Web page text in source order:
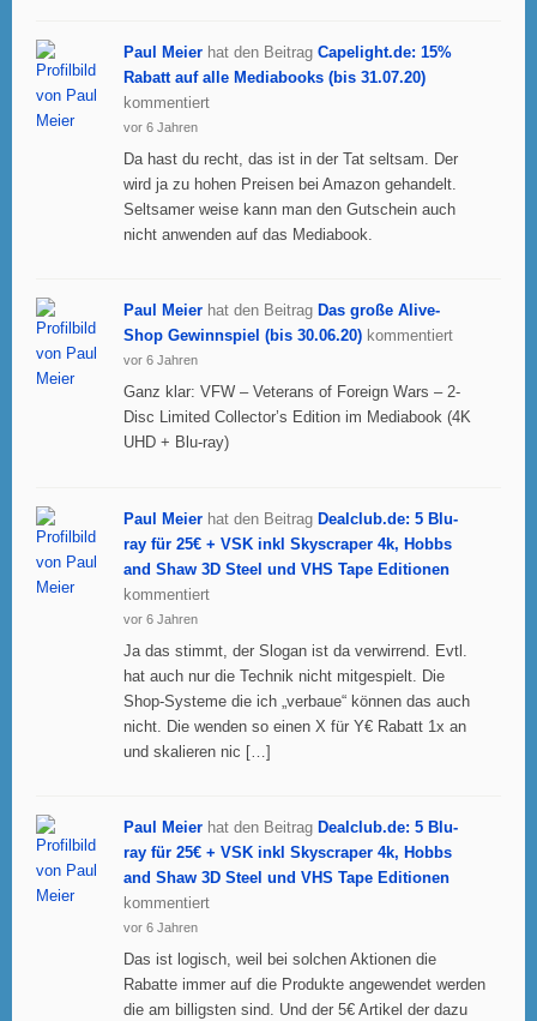
Paul Meier hat den Beitrag Capelight.de: 15%
Rabatt auf alle Mediabooks (bis 31.07.20)
kommentiert
vor 6 Jahren
Da hast du recht, das ist in der Tat seltsam. Der
wird ja zu hohen Preisen bei Amazon gehandelt.
Seltsamer weise kann man den Gutschein auch
nicht anwenden auf das Mediabook.
Paul Meier hat den Beitrag Das große Alive-
Shop Gewinnspiel (bis 30.06.20) kommentiert
vor 6 Jahren
Ganz klar: VFW – Veterans of Foreign Wars – 2-
Disc Limited Collector’s Edition im Mediabook (4K
UHD + Blu-ray)
Paul Meier hat den Beitrag Dealclub.de: 5 Blu-
ray für 25€ + VSK inkl Skyscraper 4k, Hobbs
and Shaw 3D Steel und VHS Tape Editionen
kommentiert
vor 6 Jahren
Ja das stimmt, der Slogan ist da verwirrend. Evtl.
hat auch nur die Technik nicht mitgespielt. Die
Shop-Systeme die ich „verbaue“ können das auch
nicht. Die wenden so einen X für Y€ Rabatt 1x an
und skalieren nic […]
Paul Meier hat den Beitrag Dealclub.de: 5 Blu-
ray für 25€ + VSK inkl Skyscraper 4k, Hobbs
and Shaw 3D Steel und VHS Tape Editionen
kommentiert
vor 6 Jahren
Das ist logisch, weil bei solchen Aktionen die
Rabatte immer auf die Produkte angewendet werden
die am billigsten sind. Und der 5€ Artikel der dazu